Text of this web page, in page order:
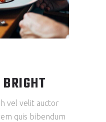
vel velit auctor
quis bibendum